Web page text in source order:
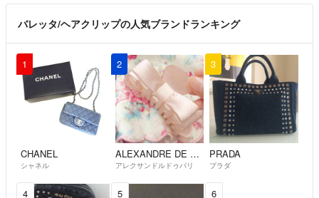
皆様とステキなご縁がありますように。.｡*ﾟ+.*.｡
バレッタ/ヘアクリップの人気ブランドランキング
1
CHANEL
シャネル
2
ALEXANDRE DE PARIS
アレクサンドルドゥパリ
3
PRADA
プラダ
4 5 6